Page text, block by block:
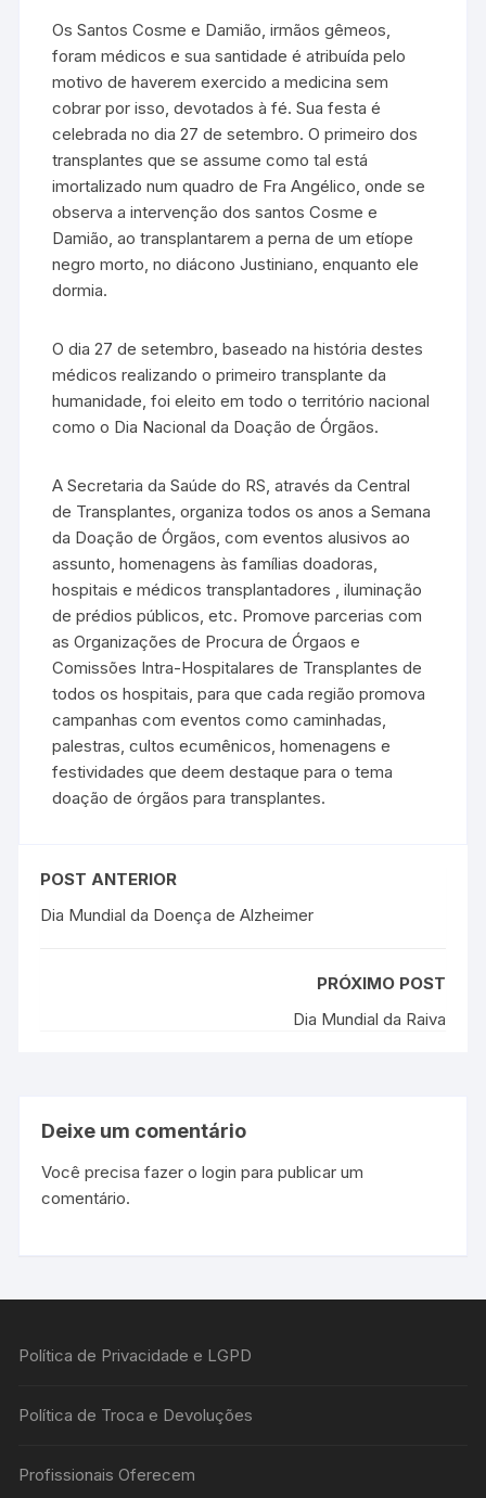
Os Santos Cosme e Damião, irmãos gêmeos,
foram médicos e sua santidade é atribuída pelo
motivo de haverem exercido a medicina sem
cobrar por isso, devotados à fé. Sua festa é
celebrada no dia 27 de setembro. O primeiro dos
transplantes que se assume como tal está
imortalizado num quadro de Fra Angélico, onde se
observa a intervenção dos santos Cosme e
Damião, ao transplantarem a perna de um etíope
negro morto, no diácono Justiniano, enquanto ele
dormia.
O dia 27 de setembro, baseado na história destes
médicos realizando o primeiro transplante da
humanidade, foi eleito em todo o território nacional
como o Dia Nacional da Doação de Órgãos.
A Secretaria da Saúde do RS, através da Central
de Transplantes, organiza todos os anos a Semana
da Doação de Órgãos, com eventos alusivos ao
assunto, homenagens às famílias doadoras,
hospitais e médicos transplantadores , iluminação
de prédios públicos, etc. Promove parcerias com
as Organizações de Procura de Órgaos e
Comissões Intra-Hospitalares de Transplantes de
todos os hospitais, para que cada região promova
campanhas com eventos como caminhadas,
palestras, cultos ecumênicos, homenagens e
festividades que deem destaque para o tema
doação de órgãos para transplantes.
POST ANTERIOR
Dia Mundial da Doença de Alzheimer
PRÓXIMO POST
Dia Mundial da Raiva
Deixe um comentário
Você precisa fazer ologin para publicar um
comentário.
Política de Privacidade e LGPD
Política de Troca e Devoluções
Profissionais Oferecem